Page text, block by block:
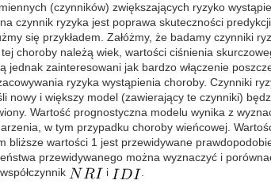
(czynników) zwiększających ryzyko
czynnik ryzyka jest poprawa skuteczności
się przykładem. Załóżmy, że badamy czynniki
choroby należą wiek, wartości ciśnienia
jednak zainteresowani jak bardzo włączenie
ryzyka wystąpienia choroby. Czynniki
nowy i większy model (zawierający te czynniki)
Wartość prognostyczna modelu wynika z
w tym przypadku choroby wieńcowej.
wartości 1 jest przewidywane
przewidywanego można wyznaczyć i
i .